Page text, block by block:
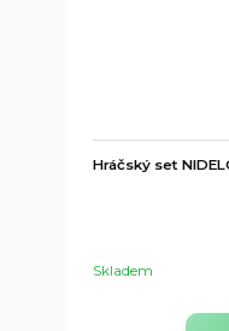
Hráčský set
Skladem